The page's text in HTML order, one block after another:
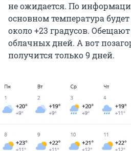
не ожидается. По
основном температура
около +23 градусов.
облачных дней. А вот
получится только 9 дней.